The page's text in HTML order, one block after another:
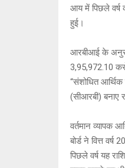
आय में पिछले वर्ष
हुई।
आरबीआई के
3,95,972.10
“संशोधित
(सीआरबी) बनाए
वर्तमान व्यापक
बोर्ड ने वित्त
पिछले वर्ष यह